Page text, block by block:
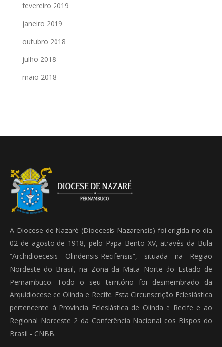
fevereiro 2019
janeiro 2019
outubro 2018
julho 2018
maio 2018
A Diocese de Nazaré (Dioecesis Nazarensis) foi erigida no dia
02 de agosto de 1918, pelo Papa Bento XV, através da Bula
“Archidioecesis Olindensis-Recifensis”, situada na Região
Nordeste do Brasil, na Zona da Mata Norte do Estado de
Pernambuco. Todo o seu território foi desmembrado da
Arquidiocese de Olinda e Recife. Esta Circunscrição Eclesiástica
pertencente à Província Eclesiástica de Olinda e Recife e ao
Regional Nordeste 2 da Conferência Nacional dos Bispos do
Brasil - CNBB.